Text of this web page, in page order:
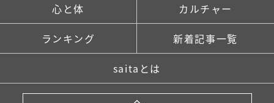
心と体 カルチャー
ランキング 新着記事一覧
saitaとは